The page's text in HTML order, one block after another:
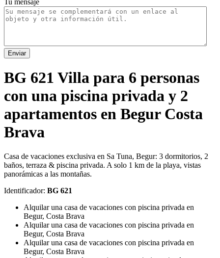
Enviar
BG 621 Villa para 6 personas
con una piscina privada y 2
apartamentos en Begur Costa
Brava
Casa de vacaciones exclusiva en Sa Tuna, Begur: 3 dormitorios, 2
baños, terraza & piscina privada. A solo 1 km de la playa, vistas
panorámicas a las montañas.
Identificador: BG 621
Alquilar una casa de vacaciones con piscina privada en
Begur, Costa Brava
Alquilar una casa de vacaciones con piscina privada en
Begur, Costa Brava
Alquilar una casa de vacaciones con piscina privada en
Begur, Costa Brava